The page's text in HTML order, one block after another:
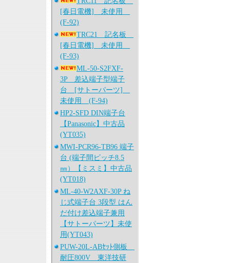
[春日電機] 未使用
(F-92)
TRC21 記名板
[春日電機] 未使用
(F-93)
ML-50-S2FXF-
3P 差込端子型端子
台 [サトーパーツ]
未使用 (F-94)
HP2-SFD DIN端子台
【Panasonic】中古品
(YT035)
MWI-PCR96-TB96 端子
台 (端子間ピッチ8.5
㎜）【ミスミ】中古品
(YT018)
ML-40-W2AXF-30P ね
じ式端子台 3段型 はん
だ付け差込端子兼用
【サトーパーツ】未使
用(YT043)
PUW-20L-ABｾｯﾄ側板
耐圧800V 東洋技研